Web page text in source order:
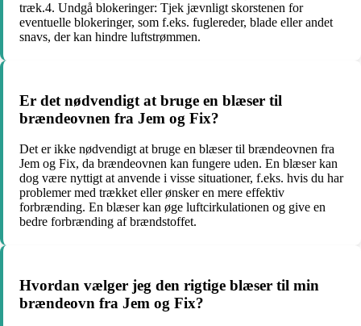
træk.4. Undgå blokeringer: Tjek jævnligt skorstenen for
eventuelle blokeringer, som f.eks. fuglereder, blade eller andet
snavs, der kan hindre luftstrømmen.
Er det nødvendigt at bruge en blæser til
brændeovnen fra Jem og Fix?
Det er ikke nødvendigt at bruge en blæser til brændeovnen fra
Jem og Fix, da brændeovnen kan fungere uden. En blæser kan
dog være nyttigt at anvende i visse situationer, f.eks. hvis du har
problemer med trækket eller ønsker en mere effektiv
forbrænding. En blæser kan øge luftcirkulationen og give en
bedre forbrænding af brændstoffet.
Hvordan vælger jeg den rigtige blæser til min
brændeovn fra Jem og Fix?